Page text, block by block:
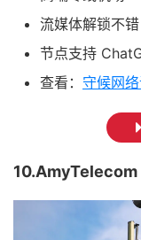
流媒体解锁不错
节点支持
查看： 守候网
10.AmyTelecom